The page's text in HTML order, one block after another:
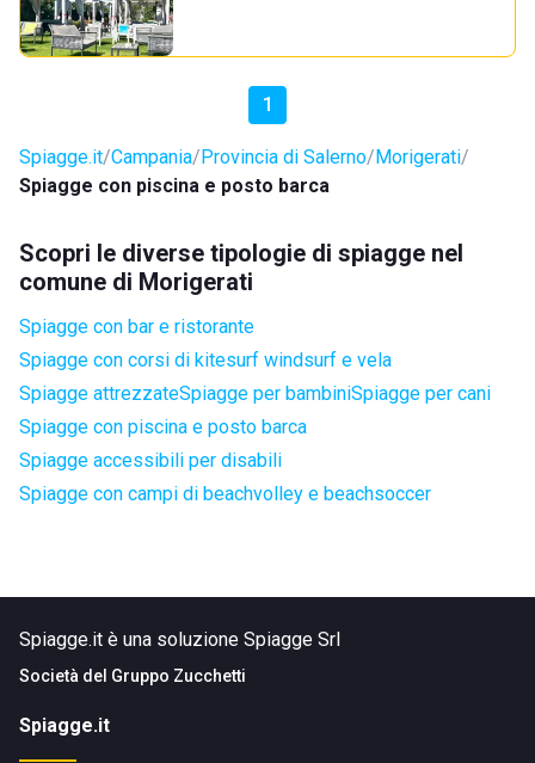
1
Spiagge.it Campania Provincia di Salerno Morigerati
Spiagge con piscina e posto barca
Scopri le diverse tipologie di spiagge nel
comune di Morigerati
Spiagge con bar e ristorante
Spiagge con corsi di kitesurf windsurf e vela
Spiagge attrezzateSpiagge per bambiniSpiagge per cani
Spiagge con piscina e posto barca
Spiagge accessibili per disabili
Spiagge con campi di beachvolley e beachsoccer
Spiagge.it è una soluzione Spiagge Srl
Società del Gruppo Zucchetti
Spiagge.it